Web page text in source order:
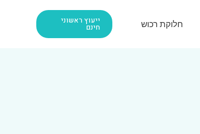
חלוקת רכוש ייעוץ ראשוני
חינם